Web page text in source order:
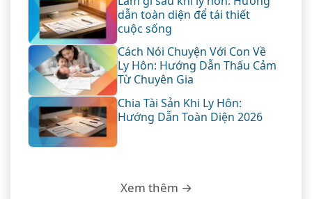
dẫn toàn diện để tái thiết
cuộc sống
Cách Nói Chuyện Với Con Về
Ly Hôn: Hướng Dẫn Thấu Cảm
Từ Chuyên Gia
Chia Tài Sản Khi Ly Hôn:
Hướng Dẫn Toàn Diện 2026
Xem thêm →